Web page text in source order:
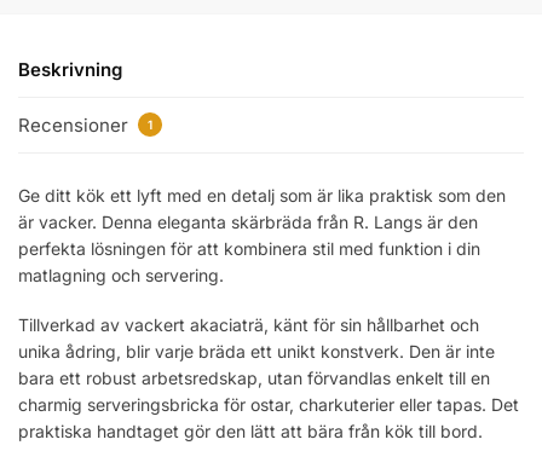
Beskrivning
Recensioner 1
Ge ditt kök ett lyft med en detalj som är lika praktisk som den
är vacker. Denna eleganta skärbräda från R. Langs är den
perfekta lösningen för att kombinera stil med funktion i din
matlagning och servering.
Tillverkad av vackert akaciaträ, känt för sin hållbarhet och
unika ådring, blir varje bräda ett unikt konstverk. Den är inte
bara ett robust arbetsredskap, utan förvandlas enkelt till en
charmig serveringsbricka för ostar, charkuterier eller tapas. Det
praktiska handtaget gör den lätt att bära från kök till bord.